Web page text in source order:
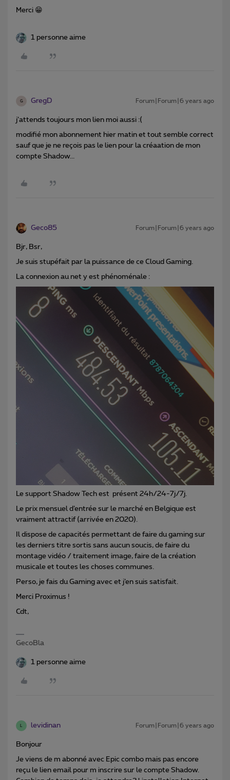
Merci 😁
1 personne aime
G GregD Forum|Forum|6 years ago
j’attends toujours mon lien moi aussi :(
modifié mon abonnement hier matin et tout semble correct
sauf que je ne reçois pas le lien pour la créaation de mon
compte Shadow...
Geco85 Forum|Forum|6 years ago
Bjr, Bsr,
Je suis stupéfait par la puissance de ce Cloud Gaming.
La connexion au net y est phénoménale :
Le support Shadow Tech est présent 24h/24-7j/7j.
Le prix mensuel d’entrée sur le marché en Belgique est
vraiment attractif (arrivée en 2020).
Il dispose de capacités permettant de faire du gaming sur
les derniers titre sortis sans aucun soucis, de faire du
montage vidéo / traitement image, faire de la création
musicale et toutes les choses communes.
Perso, je fais du Gaming avec et j’en suis satisfait.
Merci Proximus !
Cdt,
GecoBla
1 personne aime
levidinan Forum|Forum|6 years ago
Bonjour
Je viens de m abonné avec Epic combo mais pas encore
reçu le lien email pour m inscrire sur le compte Shadow.